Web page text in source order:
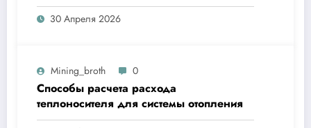
утреннего кофе и неравенства
30 Апреля 2026
Mining_broth 0
Способы расчета расхода
теплоносителя для системы отопления